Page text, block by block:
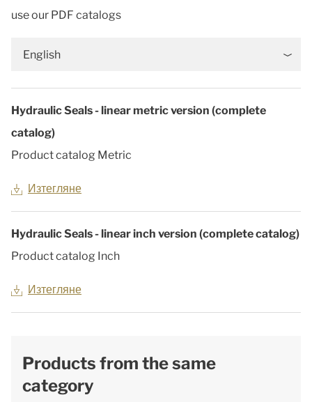
use our PDF catalogs
English
Hydraulic Seals - linear metric version (complete
catalog)
Product catalog Metric
Изтегляне
Hydraulic Seals - linear inch version (complete catalog)
Product catalog Inch
Изтегляне
Products from the same
category